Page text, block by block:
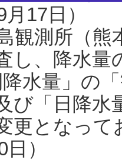
17日）
観測所（熊
し、降水
降水量」の
び「日降
更となっ
）